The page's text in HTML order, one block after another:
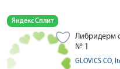
Яндекс Сплит
Либридерм
№ 1
GLOVICS CO,